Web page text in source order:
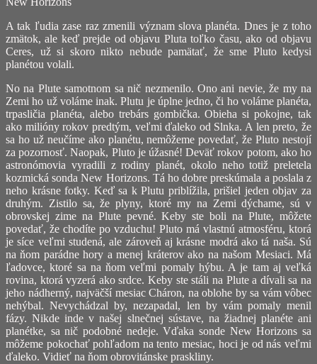
A tak ľudia zase raz zmenili význam slova planéta. Dnes je z toho
zmätok, ale keď prejde od objavu Pluta toľko času, ako od objavu
Ceres, už si skoro nikto nebude pamätať, že sme Pluto kedysi
planétou volali.
No na Plute samotnom sa nič nezmenilo. Ono ani nevie, že my na
Zemi ho už voláme inak. Plutu je úplne jedno, či ho voláme planéta,
trpasličia planéta, alebo trebárs gombička. Obieha si pokojne, tak
ako milióny rokov predtým, veľmi ďaleko od Slnka. A len preto, že
sa ho už neučíme ako planétu, nemôžeme povedať, že Pluto nestojí
za pozornosť. Naopak, Pluto je úžasné! Deväť rokov potom, ako ho
astronómovia vyradili z rodiny planét, okolo neho totiž preletela
kozmická sonda New Horizons. Tá ho dobre preskúmala a poslala z
neho krásne fotky. Keď sa k Plutu priblížila, prišiel jeden objav za
druhým. Zistilo sa, že plyny, ktoré my na Zemi dýchame, sú v
obrovskej zime na Plute pevné. Keby ste boli na Plute, môžete
povedať, že chodíte po vzduchu! Pluto má vlastnú atmosféru, ktorá
je síce veľmi studená, ale zároveň aj krásne modrá ako tá naša. Sú
na ňom parádne hory a menej kráterov ako na našom Mesiaci. Má
ľadovce, ktoré sa na ňom veľmi pomaly hýbu. A je tam aj veľká
rovina, ktorá vyzerá ako srdce. Keby ste stáli na Plute a dívali sa na
jeho nádherný, najväčší mesiac Cháron, na oblohe by sa vám vôbec
nehýbal. Nevychádzal by, nezapadal, len by vám pomaly menil
fázy. Nikde inde v našej slnečnej sústave, na žiadnej planéte ani
planétke, sa nič podobné nedeje. Vďaka sonde New Horizons sa
môžeme pokochať pohľadom na tento mesiac, hoci je od nás veľmi
ďaleko. Vidieť na ňom obrovitánske praskliny.